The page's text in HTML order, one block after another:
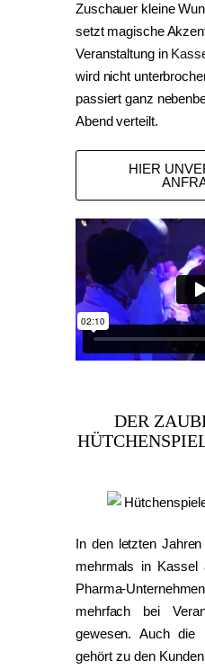
Zuschauer kleine
setzt magische
Veranstaltung in
wird nicht
passiert ganz
Abend verteilt.
HIER
DER
In den letzten
mehrmals in Kassel
Pharma-
mehrfach bei
gewesen. Auch die
gehört zu den